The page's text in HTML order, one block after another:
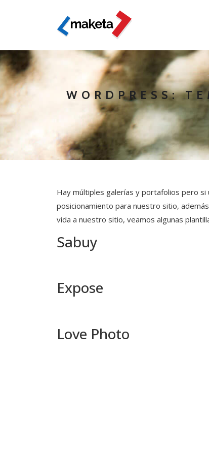
WORDPRESS:
Hay múltiples galerías y portafolios pero
posicionamiento para nuestro sitio,
vida a nuestro sitio, veamos algunas
Sabuy
Expose
Love Photo